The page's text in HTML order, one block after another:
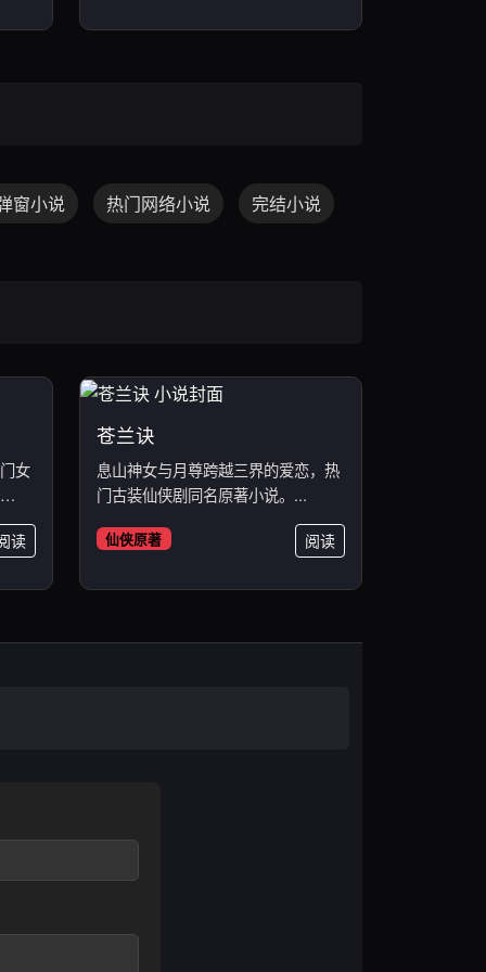
窗小说 热门网络小说 完结小说
女
读
苍兰诀
息山神女与月尊跨越三界的爱恋，热
门古装仙侠剧同名原著小说。...
仙侠原著 阅读